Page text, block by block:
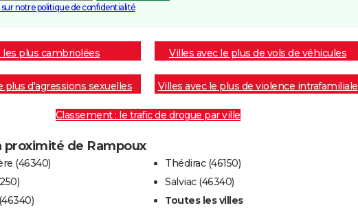
sur notre politique de confidentialité
les plus cambriolées Villes avec le plus de vols de véhicules
plus d'agressions sexuelles Villes avec le plus de violence intrafamiliale
Classement : le trafic de drogue par ville
proximité de Rampoux
(46340)
Thédirac (46150)
Salviac (46340)
Toutes les villes